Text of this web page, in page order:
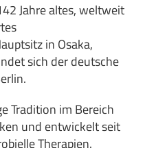
Jahre altes, weltweit
in Osaka,
sich der deutsche
Tradition im Bereich
und entwickelt seit
Therapien.